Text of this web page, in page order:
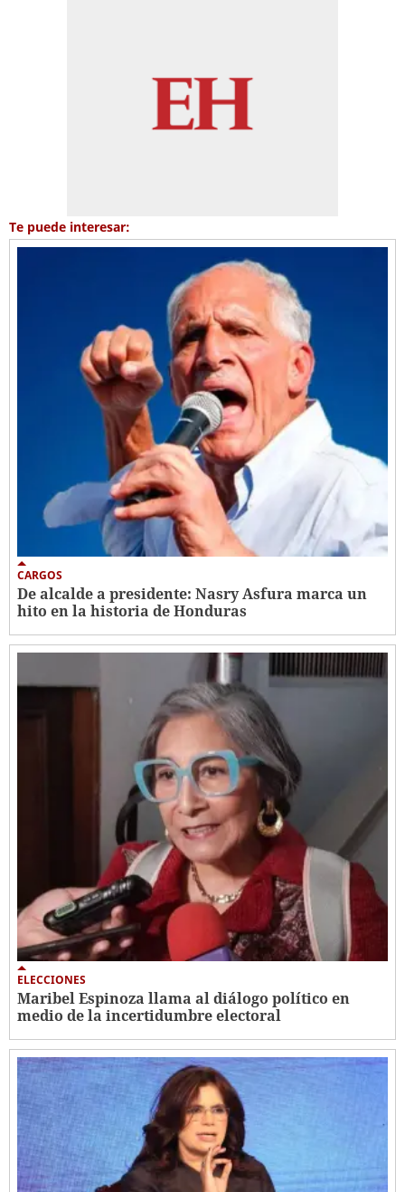
Te puede interesar:
CARGOS
De alcalde a presidente: Nasry Asfura marca un
hito en la historia de Honduras
ELECCIONES
Maribel Espinoza llama al diálogo político en
medio de la incertidumbre electoral